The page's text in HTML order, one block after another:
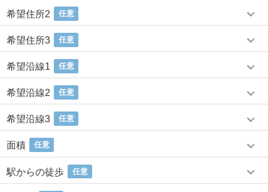
希望住所2 任意
希望住所3 任意
希望沿線1 任意
希望沿線2 任意
希望沿線3 任意
面積 任意
駅からの徒歩 任意